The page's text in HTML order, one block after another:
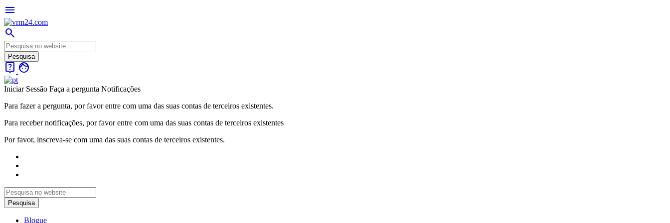
menu
search
live_help face
Iniciar Sessão Faça a pergunta Notificações
Para fazer a pergunta, por favor entre com uma das suas contas de terceiros existentes.
Para receber notificações, por favor entre com uma das suas contas de terceiros existentes
Por favor, inscreva-se com uma das suas contas de terceiros existentes.
Blogue